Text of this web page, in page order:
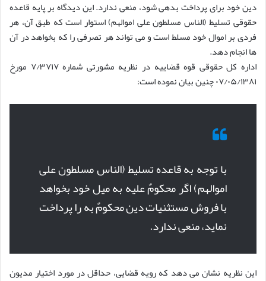
دین خود برای پرداخت بدهی شود، منعی ندارد. این دیدگاه بر پایه قاعده
حقوقی تسلیط (الناس مسلطون علی اموالهم) استوار است که طبق آن، هر
فردی بر اموال خود مسلط است و می تواند هر تصرفی را که بخواهد در آن
ها انجام دهد.
اداره کل حقوقی قوه قضاییه در نظریه مشورتی شماره ۷/۳۷۱۷ مورخ
۰۷/۰۵/۱۳۸۱ چنین بیان نموده است:
با توجه به قاعده تسلیط (الناس مسلطون علی
اموالهم) اگر محکومٌ علیه به میل خود بخواهد
با فروش مستثنیات دین محکومٌ به را پرداخت
نماید، منعی ندارد.
این نظریه نشان می دهد که رویه قضایی، حداقل در مورد اختیار مدیون